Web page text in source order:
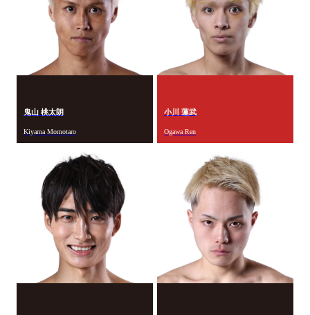
鬼山 桃太朗
Kiyama Momotaro
小川 蓮武
Ogawa Ren